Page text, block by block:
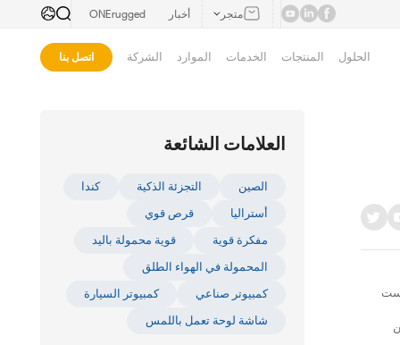
متجر أخبار ONErugged
الحلول المنتجات الخدمات الموارد الشركة اتصل بنا
العلامات الشائعة
الصين التجزئة الذكية
كندا
أستراليا
قرص قوي
مفكرة قوية
قوية محمولة باليد
المحمولة في الهواء الطلق
كمبيوتر صناعي
كمبيوتر السيارة
شاشة لوحة تعمل باللمس